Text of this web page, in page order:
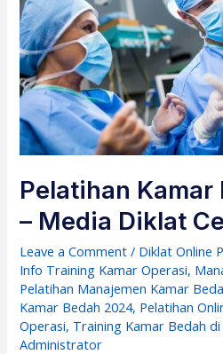
Pelatihan Kamar
– Media Diklat
Leave a Comment / Diklat Online
Info Training Kamar Operasi,
Pelatihan Manajemen Kamar
Kamar Bedah 2024, Pelatihan
Operasi, Training Kamar Bedah
Administrator